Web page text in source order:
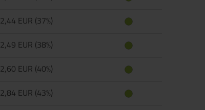
2,44 EUR (37%)
2,49 EUR (38%)
2,60 EUR (40%)
2,84 EUR (43%)